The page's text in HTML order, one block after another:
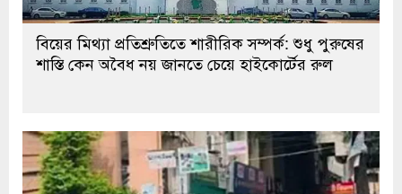
বিয়ের মিথ্যা প্রতিশ্রুতিতে শারীরিক সম্পর্ক: শুধু পুরুষের
শাস্তি কেন অবৈধ নয় জানতে চেয়ে হাইকোর্টের রুল